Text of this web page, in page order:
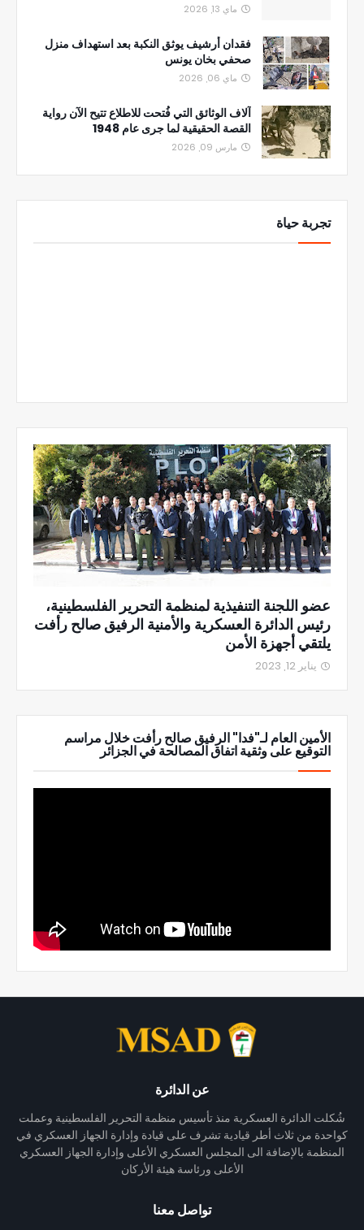
ماي 13, 2026
فقدان أرشيف يوثق النكبة بعد استهداف منزل
صحفي بخان يونس
ماي 06, 2026
آلاف الوثائق التي فُتحت للاطلاع تتيح الآن رواية
القصة الحقيقية لما جرى عام 1948
مارس 09, 2026
تجربة حياة
عضو اللجنة التنفيذية لمنظمة التحرير الفلسطينية،
رئيس الدائرة العسكرية والأمنية الرفيق صالح رأفت
يلتقي أجهزة الأمن
يناير 12, 2023
الأمين العام لـ"فدا" الرفيق صالح رأفت خلال مراسم
التوقيع على وثقية اتفاق المصالحة في الجزائر
عن الدائرة
شُكلت الدائرة العسكرية منذ تأسيس منظمة التحرير الفلسطينية وعملت
كواحدة من ثلاث أطر قيادية تشرف على قيادة وإدارة الجهاز العسكري في
المنظمة بالإضافة الى المجلس العسكري الأعلى وإدارة الجهاز العسكري
الأعلى ورئاسة هيئة الأركان
تواصل معنا